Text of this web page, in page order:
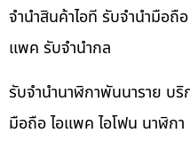
จำนำสินค้าไอที รับจำนำมือถื
แพค รับจำนำกล
รับจำนำนาฬิกาพันนาราย บริ
มือถือ ไอแพค ไอโฟน นาฬิก